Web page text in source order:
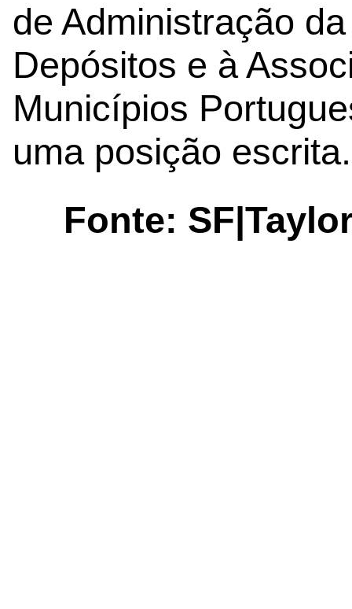
de Administração
Depósitos e à
Municípios
uma posição escrita.
Fonte: